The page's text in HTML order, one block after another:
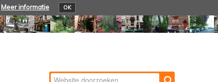
Meer informatie OK
Zoek